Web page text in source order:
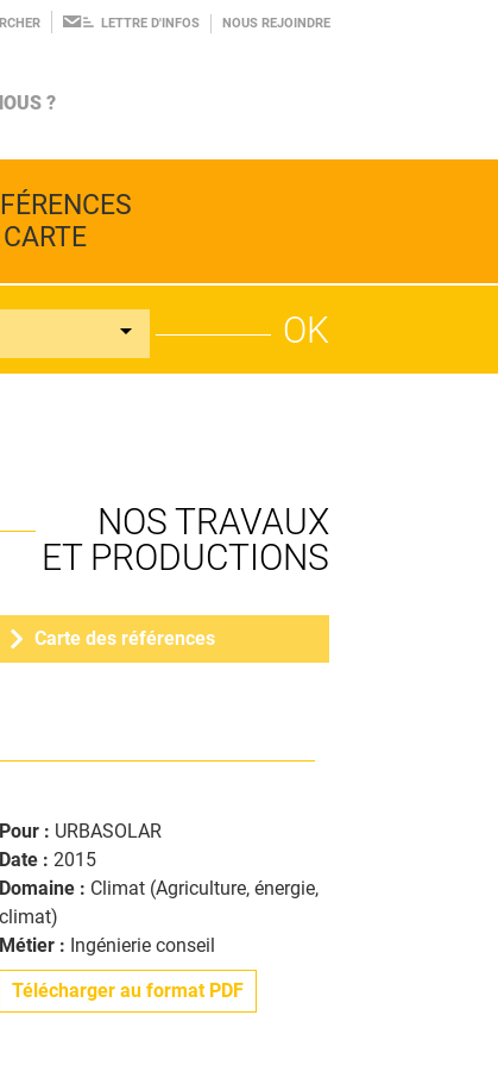
BIOÉCONOMIE
?
LETTRE D'INFOS NOUS REJOINDRE
NOS TRAVAUX
ET PRODUCTIONS
Carte des références
Pour : URBASOLAR
Date : 2015
Domaine : Climat (Agriculture, énergie,
climat)
Métier : Ingénierie conseil
Télécharger au format PDF